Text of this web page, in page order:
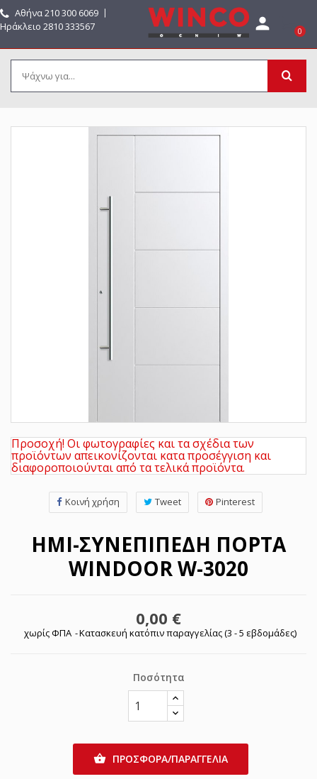
Αθήνα210 300 6069 〡
Ηράκλειο 2810 333567
 0
Προσοχή! Οι φωτογραφίες και τα σχέδια των
προϊόντων απεικονίζονται κατα προσέγγιση και
διαφοροποιούνται από τα τελικά προϊόντα.
Κοινή χρήση Tweet Pinterest
ΗΜΙ-ΣΥΝΕΠΊΠΕΔΗ ΠΌΡΤΑ
WINDOOR W-3020
0,00 €
χωρίς ΦΠΑ Κατασκευή κατόπιν παραγγελίας (3 - 5 εβδομάδες)
Ποσότητα
 ΠΡΟΣΦΟΡΑ/ΠΑΡΑΓΓΕΛΙΑ